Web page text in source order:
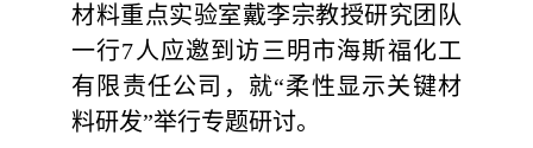
材料重点实验室戴李宗教授研究团队
一行7人应邀到访三明市海斯福化工
有限责任公司，就“柔性显示关键材
料研发”举行专题研讨。